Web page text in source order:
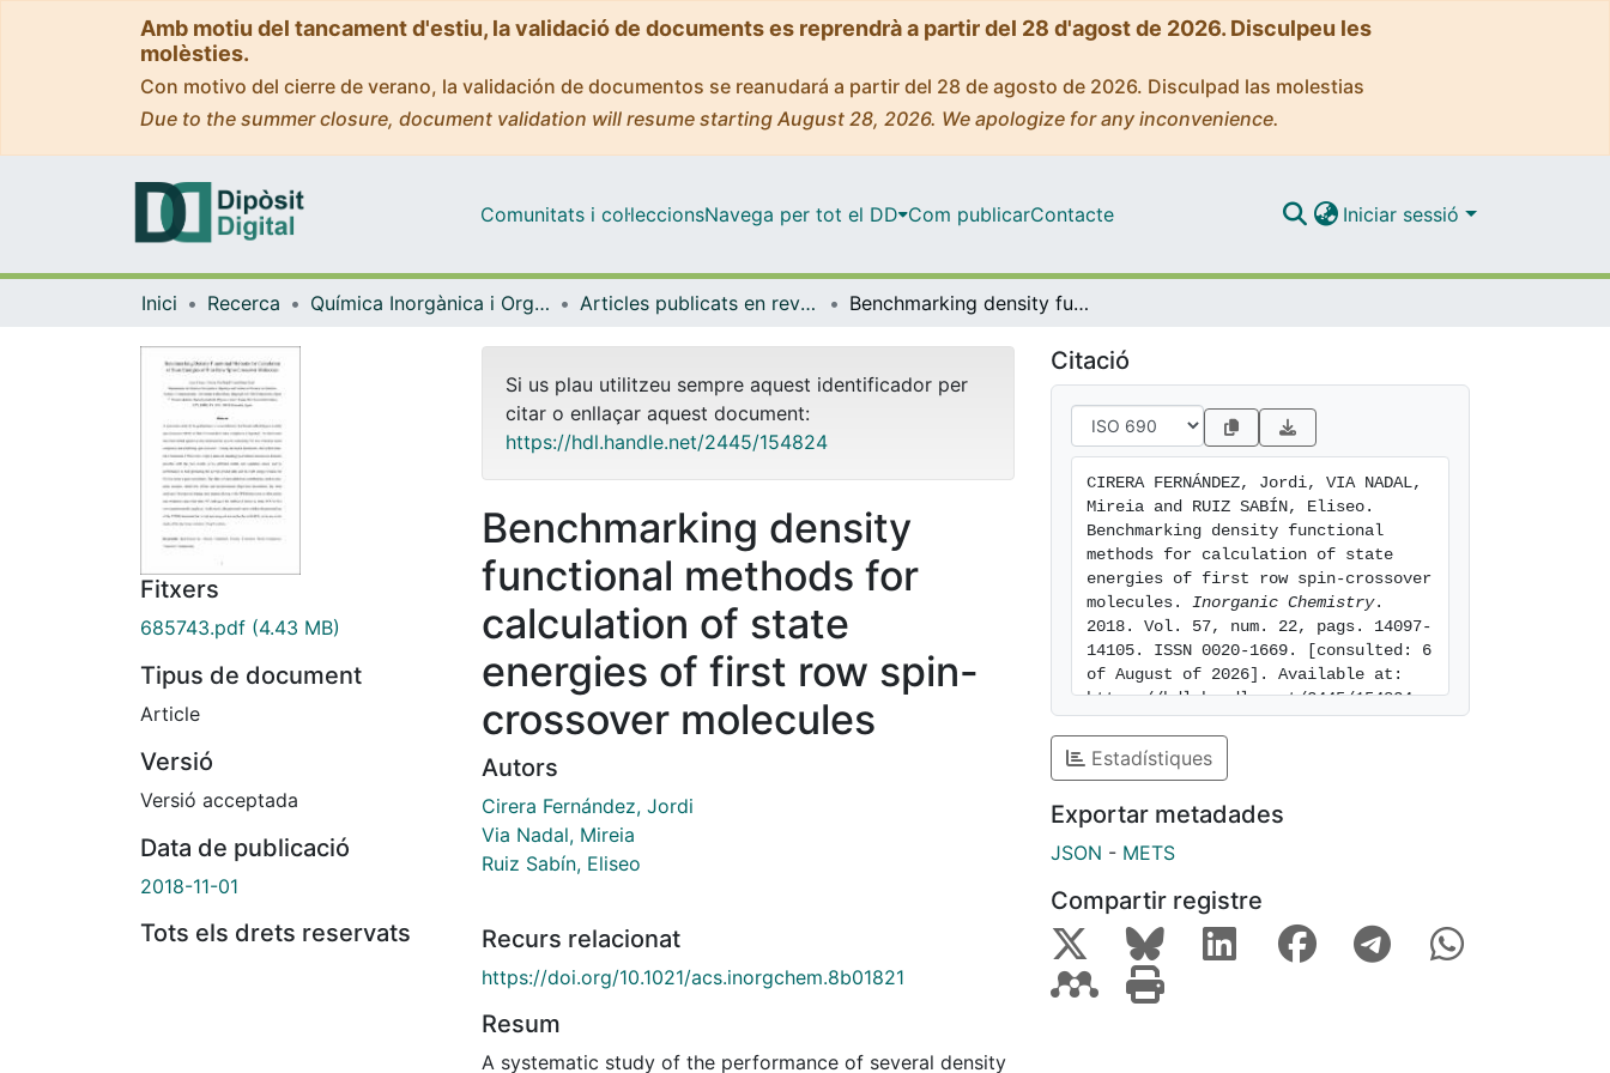
Amb motiu del tancament d'estiu, la validació de documents es reprendrà a partir del 28 d'agost de 2026. Disculpeu les
molèsties.
Con motivo del cierre de verano, la validación de documentos se reanudará a partir del 28 de agosto de 2026. Disculpad las molestias
Due to the summer closure, document validation will resume starting August 28, 2026. We apologize for any inconvenience.
Comunitats i col·leccionsNavega per tot el DD Com publicarContacte Iniciar sessió
Inici Recerca Química Inorgànica i Orgànica Articles publicats en revistes (Química Inorgànica i Orgànica) Benchmarking density functional methods for calculation of state energies of first row spin-crossover molecules
Fitxers
685743.pdf (4.43 MB)
Tipus de document
Article
Versió
Versió acceptada
Data de publicació
2018-11-01
Tots els drets reservats
Si us plau utilitzeu sempre aquest identificador per
citar o enllaçar aquest document:
https://hdl.handle.net/2445/154824
Benchmarking density
functional methods for
calculation of state
energies of first row spin-
crossover molecules
Autors
Cirera Fernández, Jordi
Via Nadal, Mireia
Ruiz Sabín, Eliseo
Recurs relacionat
https://doi.org/10.1021/acs.inorgchem.8b01821
Resum
A systematic study of the performance of several density
Citació
CIRERA FERNÁNDEZ, Jordi, VIA NADAL,
Mireia and RUIZ SABÍN, Eliseo.
Benchmarking density functional
methods for calculation of state
energies of first row spin-crossover
molecules. Inorganic Chemistry.
2018. Vol. 57, num. 22, pags. 14097-
14105. ISSN 0020-1669. [consulted: 6
of August of 2026]. Available at:
https://hdl.handle.net/2445/154824
Estadístiques
Exportar metadades
JSON - METS
Compartir registre